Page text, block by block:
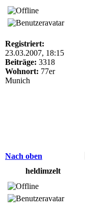
Registriert:
23.03.2007, 18:15
Beiträge: 3318
Wohnort: 77er
Munich
Nach oben
heldimzelt